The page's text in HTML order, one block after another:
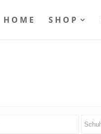
HOME SHOP